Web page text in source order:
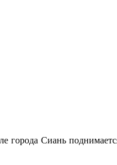
города Сиань